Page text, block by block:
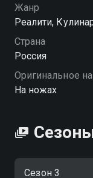
команда пройти
не опустить
ножах» —
можете
качестве на
Жанр
Реалити,
Страна
Россия
Оригинальное
На ножах